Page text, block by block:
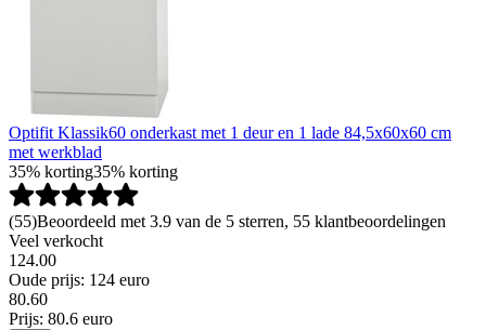
Optifit Klassik60 onderkast met 1 deur en 1 lade 84,5x60x60 cm
met werkblad
35% korting35% korting
(55)Beoordeeld met 3.9 van de 5 sterren, 55 klantbeoordelingen
Veel verkocht
124.00
Oude prijs: 124 euro
80.60
Prijs: 80.6 euro